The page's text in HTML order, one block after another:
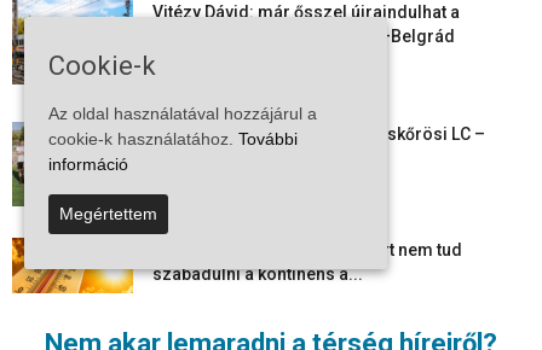
Nem akar lemaradni a térség híreiről?
Vitézy Dávid: már ősszel újraindulhat a
személyszállítás a Budapest–Belgrád
vasútvonalon
Megkezdte a felkészülést a Kiskőrösi LC –
Mi történik Európa felett? Ezért nem tud
szabadulni a kontinens a...
Cookie-k
Az oldal használatával hozzájárul a
cookie-k használatához. További
információ
Megértettem